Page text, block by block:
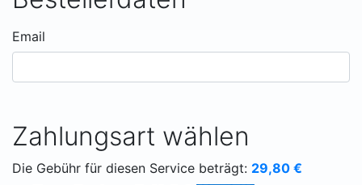
Email
Zahlungsart wählen
Die Gebühr für diesen Service beträgt: 29,80 €